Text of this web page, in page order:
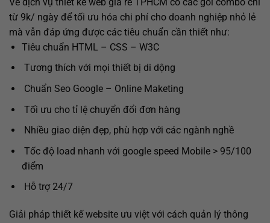
từ 9k/ ngày để tối ưu hóa chi phí cho doanh nghiệp nhỏ lẻ
mà vẫn đáp ứng được các tiêu chuẩn cần thiết như:
Tiêu chuẩn HTML – CSS – W3C
Tương thích với mọi thiết bị di dộng
Chuẩn Seo Google – Online Maketing
Tối ưu cho tỉ lệ chuyển đổi đơn hàng
Nhiều giao diện đẹp, phù hợp với các ngành nghề
Tốc độ load nhanh với google speed Mobile > 95/100
điểm
Hỗ trợ 24/7
Giải pháp thiết kế website ưu việt với cách quản lý thông